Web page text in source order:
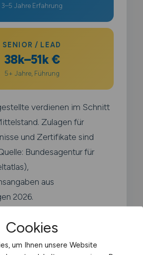
3–5 Jahre Erfahrung
SENIOR / LEAD
38k–51k €
5+ Jahre, Führung
verdienen im Schnitt
Zulagen für
und Zertifikate sind
Bundesagentur für
aus
2026.
Cookies
um Ihnen unsere Website